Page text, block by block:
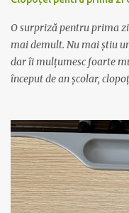
O surpriză pentru prima
mai demult. Nu mai știu
dar îi mulțumesc foarte
început de an școlar,
bomboane ambalate (cel
”moț” la ambalaj),
carton colorat, dintr-un
trasată. 😊Se decupează
sfoară de bombonele și